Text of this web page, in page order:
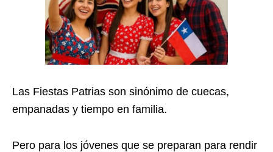
Las Fiestas Patrias son sinónimo de cuecas,
empanadas y tiempo en familia.
Pero para los jóvenes que se preparan para rendir